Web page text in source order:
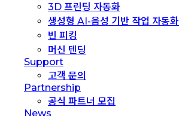
3D 프린팅 자동화
생성형 AI-음성 기반 작업 자동화
빈 피킹
머신 텐딩
Support
고객 문의
Partnership
공식 파트너 모집
News